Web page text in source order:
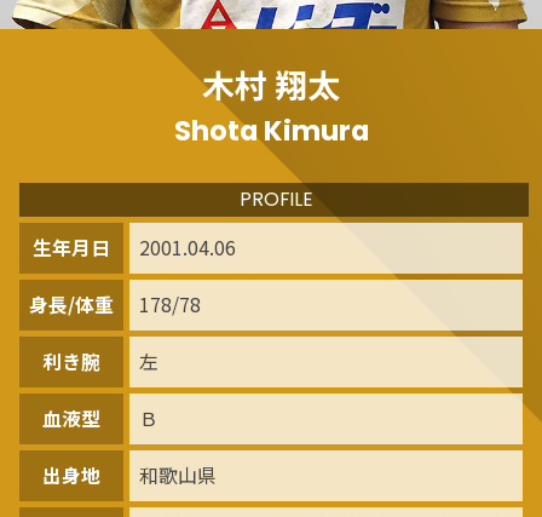
木村 翔太
Shota Kimura
生年月日 2001.04.06
身長/体重 178/78
利き腕 左
血液型 Ｂ
出身地 和歌山県
PROFILE